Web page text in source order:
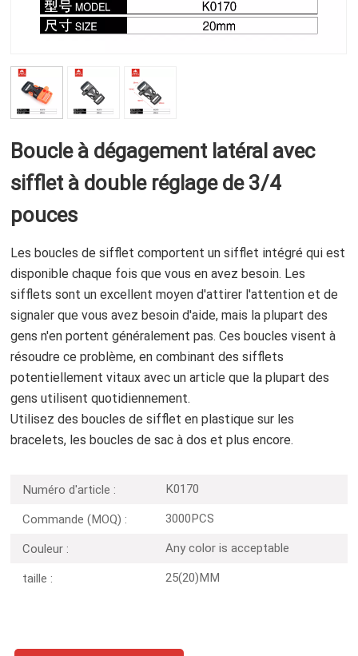
Boucle à dégagement latéral avec
sifflet à double réglage de 3/4
pouces
Les boucles de sifflet comportent un sifflet intégré qui est
disponible chaque fois que vous en avez besoin. Les
sifflets sont un excellent moyen d'attirer l'attention et de
signaler que vous avez besoin d'aide, mais la plupart des
gens n'en portent généralement pas. Ces boucles visent à
résoudre ce problème, en combinant des sifflets
potentiellement vitaux avec un article que la plupart des
gens utilisent quotidiennement.
Utilisez des boucles de sifflet en plastique sur les
bracelets, les boucles de sac à dos et plus encore.
Numéro d'article : K0170
Commande (MOQ) : 3000PCS
Couleur : Any color is acceptable
taille : 25(20)MM